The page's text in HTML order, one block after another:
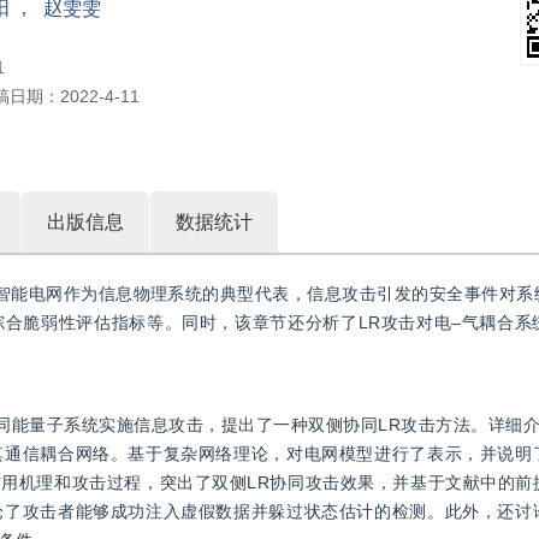
， 赵雯雯
日期： 2022-4-11
出版信息 数据统计
电网作为信息物理系统的典型代表，信息攻击引发的安全事件对
脆弱性评估指标等。同时，该章节还分析了LR攻击对电–气耦合系
量子系统实施信息攻击，提出了一种双侧协同LR攻击方法。详细
信耦合网络。基于复杂网络理论，对电网模型进行了表示，并说明
机理和攻击过程，突出了双侧LR协同攻击效果，并基于文献中的
攻击者能够成功注入虚假数据并躲过状态估计的检测。此外，还讨